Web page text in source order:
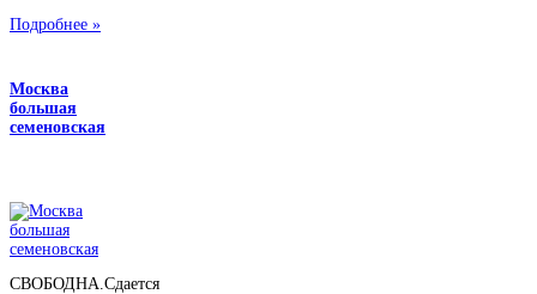
Подробнее »
Москва
большая
семеновская
СВОБОДНА.Сдается